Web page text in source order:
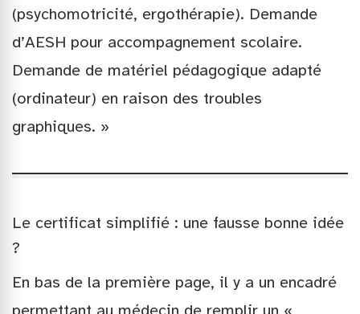
(psychomotricité, ergothérapie). Demande
d’AESH pour accompagnement scolaire.
Demande de matériel pédagogique adapté
(ordinateur) en raison des troubles
graphiques. »
Le certificat simplifié : une fausse bonne idée
?
En bas de la première page, il y a un encadré